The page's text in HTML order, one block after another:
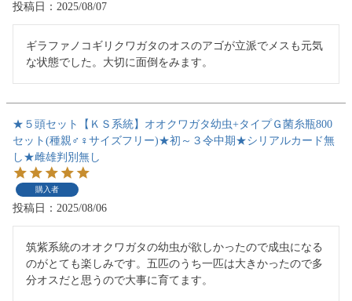
投稿日 2025/08/07
ギラファノコギリクワガタのオスのアゴが立派でメスも元気
な状態でした。大切に面倒をみます。
★５頭セット【ＫＳ系統】オオクワガタ幼虫+タイプＧ菌糸瓶800
セット(種親♂♀サイズフリー)★初～３令中期★シリアルカード無
し★雌雄判別無し
購入者
投稿日 2025/08/06
筑紫系統のオオクワガタの幼虫が欲しかったので成虫になる
のがとても楽しみです。五匹のうち一匹は大きかったので多
分オスだと思うので大事に育てます。